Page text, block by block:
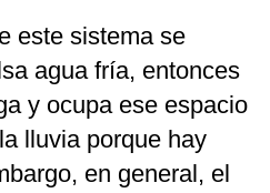
este sistema se
agua fría, entonces
y ocupa ese espacio
lluvia porque hay
en general, el